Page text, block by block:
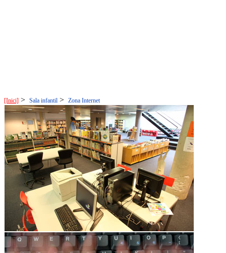
[Inici] > Sala infantil > Zona Internet